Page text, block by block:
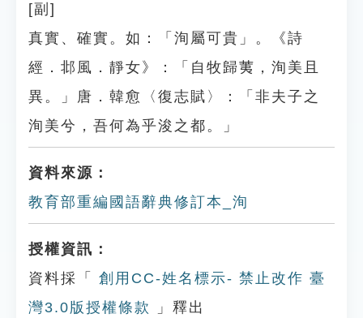
[副]
真實、確實。如：「洵屬可貴」。《詩
經．邶風．靜女》：「自牧歸荑，洵美且
異。」唐．韓愈〈復志賦〉：「非夫子之
洵美兮，吾何為乎浚之都。」
資料來源：
教育部重編國語辭典修訂本_洵
授權資訊：
資料採「
創用CC-姓名標示- 禁止改作 臺
灣3.0版授權條款
」釋出